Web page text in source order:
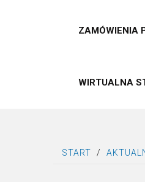
ZAMÓWIENIA
WIRTUALNA
START /